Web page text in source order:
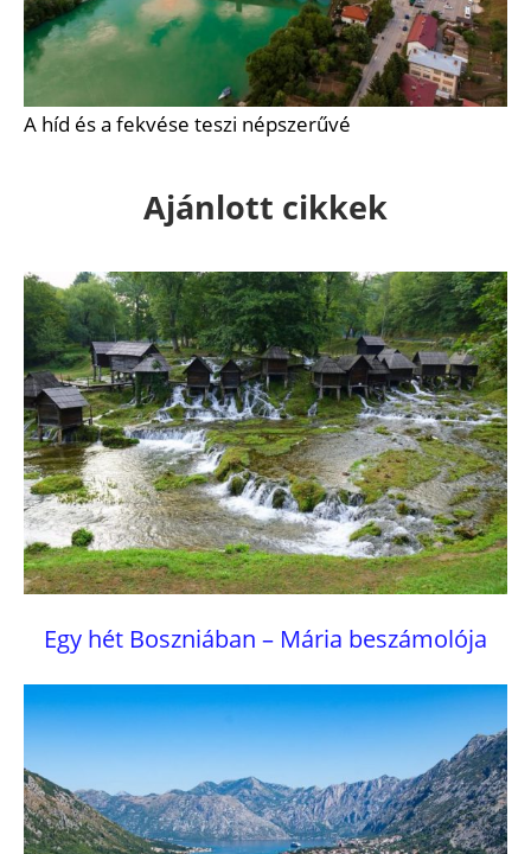
A híd és a fekvése teszi népszerűvé
Ajánlott cikkek
Egy hét Boszniában – Mária beszámolója